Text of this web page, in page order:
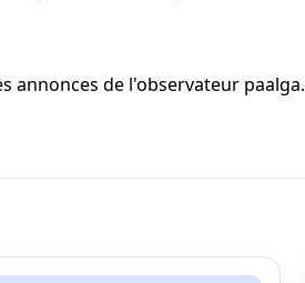
annonces de l'observateur paalga.